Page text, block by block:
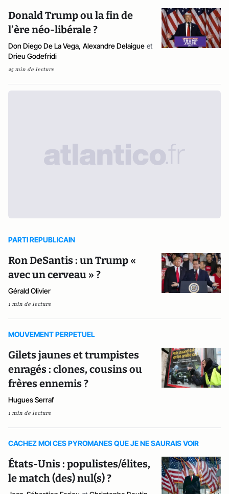
Donald Trump ou la fin de
l’ère néo-libérale ?
Don Diego De La Vega, Alexandre Delaigue et
Drieu Godefridi
25 min de lecture
PARTI REPUBLICAIN
Ron DeSantis : un Trump «
avec un cerveau » ?
Gérald Olivier
1 min de lecture
MOUVEMENT PERPETUEL
Gilets jaunes et trumpistes
enragés : clones, cousins ou
frères ennemis ?
Hugues Serraf
1 min de lecture
CACHEZ MOI CES PYROMANES QUE JE NE SAURAIS VOIR
États-Unis : populistes/élites,
le match (des) nul(s) ?